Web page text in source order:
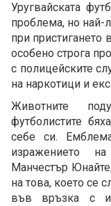
Уругвайската
проблема, но най-
при пристигането
особено строга
с полицейските
на наркотици и
Животните
футболистите
себе си.
изражението
Манчестър
на това, което се
във връзка с